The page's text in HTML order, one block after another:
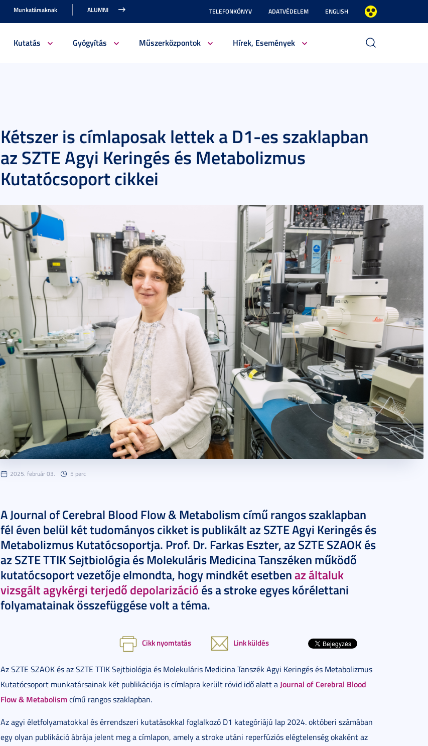
Munkatársaknak ALUMNI TELEFONKÖNYV ADATVÉDELEM ENGLISH
Kutatás Gyógyítás Műszerközpontok Hírek, Események
Kétszer is címlaposak lettek a D1-es szaklapban
az SZTE Agyi Keringés és Metabolizmus
Kutatócsoport cikkei
2025. február 03. 5 perc
A Journal of Cerebral Blood Flow & Metabolism című rangos szaklapban
fél éven belül két tudományos cikket is publikált az SZTE Agyi Keringés és
Metabolizmus Kutatócsoportja. Prof. Dr. Farkas Eszter, az SZTE SZAOK és
az SZTE TTIK Sejtbiológia és Molekuláris Medicina Tanszéken működő
kutatócsoport vezetője elmondta, hogy mindkét esetbenaz általuk
vizsgált agykérgi terjedő depolarizáció és a stroke egyes kórélettani
folyamatainak összefüggése volt a téma.
Cikk nyomtatás Link küldés
Az SZTE SZAOK és az SZTE TTIK Sejtbiológia és Molekuláris Medicina Tanszék Agyi Keringés és Metabolizmus
Kutatócsoport munkatársainak két publikációja is címlapra került rövid idő alatt aJournal of Cerebral Blood
Flow & Metabolismcímű rangos szaklapban.
Az agyi életfolyamatokkal és érrendszeri kutatásokkal foglalkozó D1 kategóriájú lap 2024. októberi számában
egy olyan publikáció ábrája jelent meg a címlapon, amely a stroke utáni reperfúziós elégtelenség okaként az